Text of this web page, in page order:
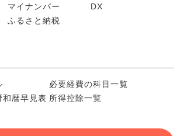
マイナンバー
ふるさと納税
DX
和暦早見表
必要経費の科目一覧
所得控除一覧